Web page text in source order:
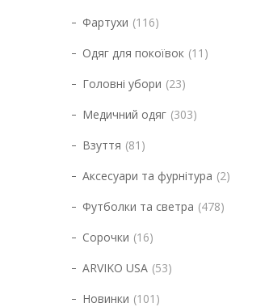
Фартухи 116
Одяг для покоївок 11
Головні убори 23
Медичний одяг 303
Взуття 81
Аксесуари та фурнітура 2
Футболки та светра 478
Сорочки 16
ARVIKO USA 53
Новинки 101